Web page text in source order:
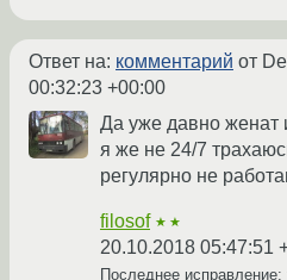
Ответ на: комментарий от
00:32:23 +00:00
Да уже давно женат
я же не 24/7
регулярно не
filosof ★★
20.10.2018 05:47:51
Последнее